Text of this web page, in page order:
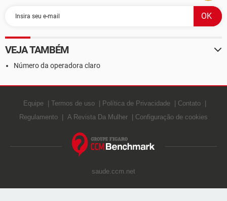
VEJA TAMBÉM
Número da operadora claro
Equipe Termos de uso Política de Privacidade
Contato
Regulamento
A Revista Da Mulher Configuração de cookies
saude.ccm.net